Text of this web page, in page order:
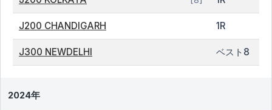
J200 CHANDIGARH 1R
J300 NEWDELHI ベスト8
2024年